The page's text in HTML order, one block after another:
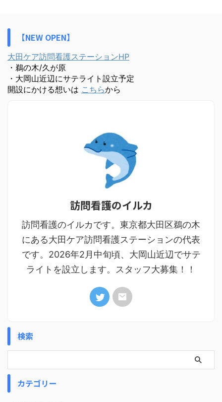
【NEW OPEN】
大田ケア訪問看護ステーションHP
・鵜の木/久が原
・大岡山近辺にサテライト設立予定
開設にかける想いは こちらから
訪問看護のイルカ
訪問看護のイルカです。東京都大田区鵜の木
にある大田ケア訪問看護ステーションの代表
です。2026年2月中旬頃、大岡山近辺でサテ
ライトを設立します。スタッフ大募集！！
検索
カテゴリー